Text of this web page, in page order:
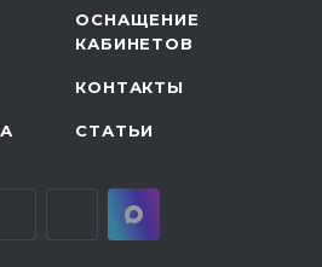
ОСНАЩЕНИЕ
КАБИНЕТОВ
КОНТАКТЫ
СТАТЬИ